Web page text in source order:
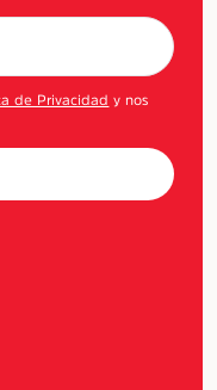
de Privacidad y nos